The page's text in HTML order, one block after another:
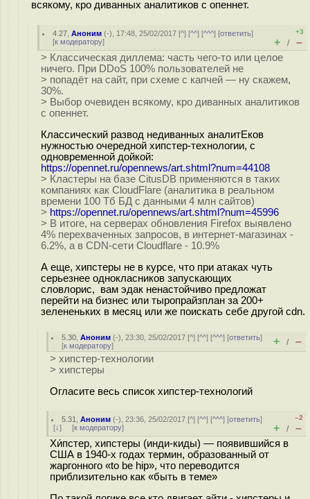
всякому, кро диванных аналитиков с опеннет.
4.27 ,Аноним (-), 17:48, 25/02/2017 [^] [^^] [^^^] [ответить]
[к модератору]
+3
+ / –
> Классическая диллема: часть чего-то или целое
ничего. При DDoS 100% пользователей не
> попадёт на сайт, при схеме с капчей — ну скажем,
30%.
> Выбор очевиден всякому, кро диванных аналитиков
с опеннет.
Классический развод недиванных аналитЕков
нужностью очередной хипстер-технологии, c
одновременной дойкой:
https://opennet.ru/opennews/art.shtml?num=44108
> Кластеры на базе CitusDB применяются в таких
компаниях как CloudFlare (аналитика в реальном
времени 100 Тб БД с данными 4 млн сайтов)
> https://opennet.ru/opennews/art.shtml?num=45996
> В итоге, на серверах обновления Firefox выявлено
4% перехваченных запросов, в интернет-магазинах -
6.2%, а в CDN-сети Cloudflare - 10.9%
А еще, хипстеры не в курсе, что при атаках чуть
серьезнее однокласников запускающих
словлорис, вам эдак ненастойчиво предложат
перейти на бизнес или тыропрайзплан за 200+
зелененьких в месяц или же поискать себе другой cdn.
5.30 ,Аноним (-), 23:30, 25/02/2017 [^] [^^] [^^^] [ответить]
[к модератору] + / –
> хипстер-технологии
> хипстеры
Огласите весь список хипстер-технологий
5.31 ,Аноним (-), 23:36, 25/02/2017 [^] [^^] [^^^] [ответить]
[↓] [к модератору]
–2
+ / –
Хи́пстер, хипстеры (инди-киды) — появившийся в
США в 1940-х годах термин, образованный от
жаргонного «to be hip», что переводится
приблизительно как «быть в теме»